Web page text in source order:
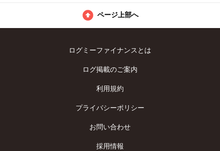
ページ上部へ
ログミーファイナンスとは
ログ掲載のご案内
利用規約
プライバシーポリシー
お問い合わせ
採用情報